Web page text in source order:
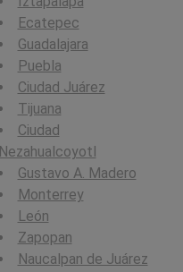
Ecatepec
Guadalajara
Puebla
Ciudad Juárez
Tijuana
Ciudad
Nezahualcoyotl
Gustavo A. Madero
Monterrey
León
Zapopan
Naucalpan de Juárez